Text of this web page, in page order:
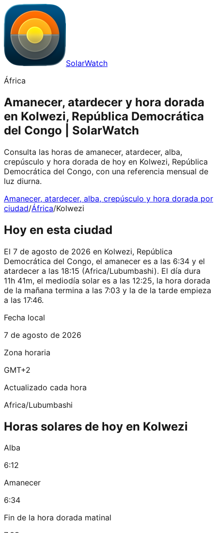
SolarWatch
África
Amanecer, atardecer y hora dorada
en Kolwezi, República Democrática
del Congo | SolarWatch
Consulta las horas de amanecer, atardecer, alba,
crepúsculo y hora dorada de hoy en Kolwezi, República
Democrática del Congo, con una referencia mensual de
luz diurna.
Amanecer, atardecer, alba, crepúsculo y hora dorada por
ciudad/África/Kolwezi
Hoy en esta ciudad
El 7 de agosto de 2026 en Kolwezi, República
Democrática del Congo, el amanecer es a las 6:34 y el
atardecer a las 18:15 (Africa/Lubumbashi). El día dura
11h 41m, el mediodía solar es a las 12:25, la hora dorada
de la mañana termina a las 7:03 y la de la tarde empieza
a las 17:46.
Fecha local
7 de agosto de 2026
Zona horaria
GMT+2
Actualizado cada hora
Africa/Lubumbashi
Horas solares de hoy en Kolwezi
Alba
6:12
Amanecer
6:34
Fin de la hora dorada matinal